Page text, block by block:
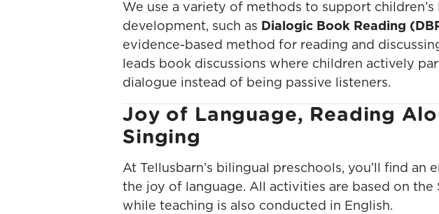
We use a variety of methods to support children’s
development, such as Dialogic Book Reading
evidence-based method for reading and
leads book discussions where children actively
dialogue instead of being passive listeners.
Joy of Language, Reading
Singing
At Tellusbarn’s bilingual preschools, you’ll find an
the joy of language. All activities are based on the
while teaching is also conducted in English.